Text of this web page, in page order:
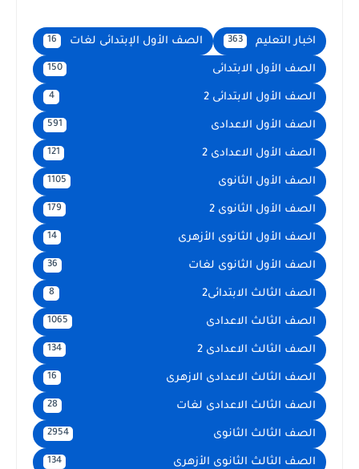
اخبار التعليم 363 الصف الأول الإبتدائى لغات 16
الصف الأول الابتدائى 150
الصف الأول الابتدائى 2 4
الصف الأول الاعدادى 591
الصف الأول الاعدادى 2 121
الصف الأول الثانوى 1105
الصف الأول الثانوى 2 179
الصف الأول الثانوى الأزهرى 14
الصف الأول الثانوى لغات 36
الصف الثالث الابتدائى2 8
الصف الثالث الاعدادى 1065
الصف الثالث الاعدادى 2 134
الصف الثالث الاعدادى الازهرى 16
الصف الثالث الاعدادى لغات 28
الصف الثالث الثانوى 2954
الصف الثالث الثانوى الأزهرى 134